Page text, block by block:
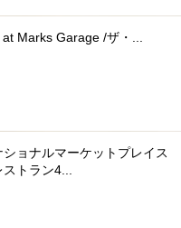
Marks Garage /ザ・...
ショナルマーケットプレイス
トラン4...